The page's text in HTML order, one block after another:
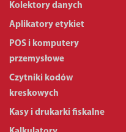
Kolektory danych
Aplikatory etykiet
POS i komputery
przemysłowe
Czytniki kodów
kreskowych
Kasy i drukarki fiskalne